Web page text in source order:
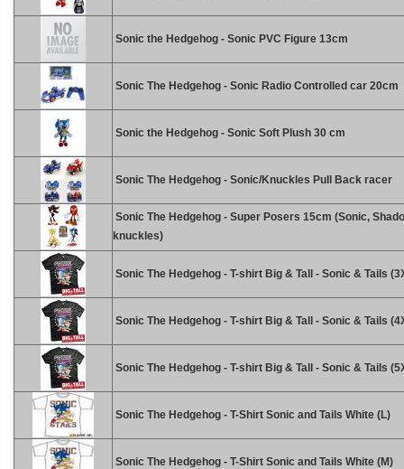
Sonic the Hedgehog - Sonic PVC Figure 13cm
Sonic The Hedgehog - Sonic Radio Controlled car 20cm
Sonic the Hedgehog - Sonic Soft Plush 30 cm
Sonic The Hedgehog - Sonic/Knuckles Pull Back racer
Sonic The Hedgehog - Super Posers 15cm (Sonic,
knuckles)
Sonic The Hedgehog - T-shirt Big & Tall - Sonic & Tails
Sonic The Hedgehog - T-shirt Big & Tall - Sonic & Tails
Sonic The Hedgehog - T-shirt Big & Tall - Sonic & Tails
Sonic The Hedgehog - T-Shirt Sonic and Tails White (L)
Sonic The Hedgehog - T-Shirt Sonic and Tails White (M)